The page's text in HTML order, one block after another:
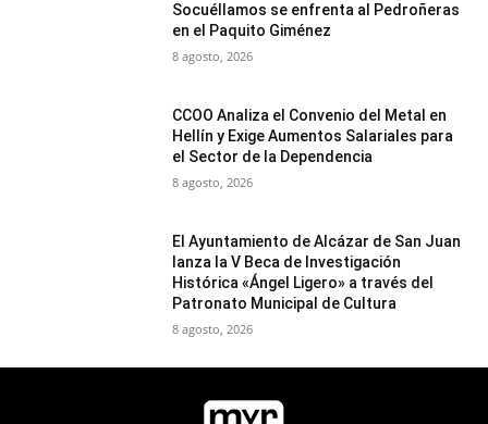
Socuéllamos se enfrenta al Pedroñeras
en el Paquito Giménez
8 agosto, 2026
CCOO Analiza el Convenio del Metal en
Hellín y Exige Aumentos Salariales para
el Sector de la Dependencia
8 agosto, 2026
El Ayuntamiento de Alcázar de San Juan
lanza la V Beca de Investigación
Histórica «Ángel Ligero» a través del
Patronato Municipal de Cultura
8 agosto, 2026